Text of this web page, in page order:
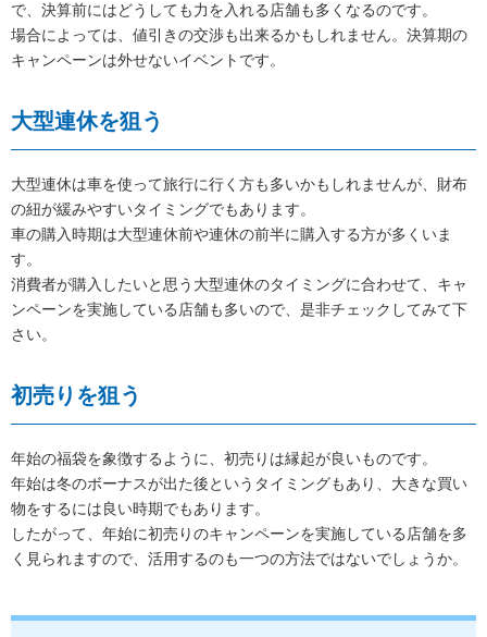
で、決算前にはどうしても力を入れる店舗も多くなるのです。
場合によっては、値引きの交渉も出来るかもしれません。決算期の
キャンペーンは外せないイベントです。
大型連休を狙う
大型連休は車を使って旅行に行く方も多いかもしれませんが、財布
の紐が緩みやすいタイミングでもあります。
車の購入時期は大型連休前や連休の前半に購入する方が多くいま
す。
消費者が購入したいと思う大型連休のタイミングに合わせて、キャ
ンペーンを実施している店舗も多いので、是非チェックしてみて下
さい。
初売りを狙う
年始の福袋を象徴するように、初売りは縁起が良いものです。
年始は冬のボーナスが出た後というタイミングもあり、大きな買い
物をするには良い時期でもあります。
したがって、年始に初売りのキャンペーンを実施している店舗を多
く見られますので、活用するのも一つの方法ではないでしょうか。